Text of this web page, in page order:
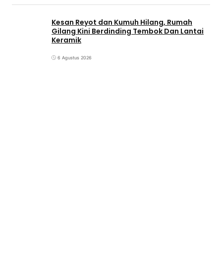
Kesan Reyot dan Kumuh Hilang, Rumah
Gilang Kini Berdinding Tembok Dan Lantai
Keramik
6 Agustus 2026